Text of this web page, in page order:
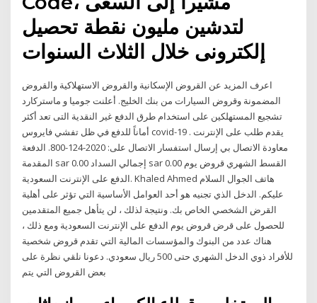
لتدشين مليون نقطة تحصيل
إلكترونى خلال الثلاث السنوات
اعرف المزيد عن القروض الإسكانية والقروض الاستهلاكية والقروض
المضمونة وقروض السيارات من بنك الخليج. أعلنت جوميا و ماستركارد
تشجيع المستهلكين على استخدام طرق الدفع غير النقدية التى تعد أكثر
أماناً للدفع في ظل تفشي فايروس covid-19 . يقدم طلب على الإنترنت
معاودة الاتصال بي إرسال استفسار الاتصال على: 2020-124-800. الدفعة
المقدمة sar 0.00 إجمالي السداد sar 0.00 القسط الشهري قروض يوم
الدفع على الإنترنت السعودية. Khaled Ahmed هاتف الجوال السلام
عليكم. الدخل الذي تجنيه هو أحد العوامل الأساسية التي تؤثر على أهلية
القرض الشخصي الخاص بك. ونتيجة لذلك ، لن يتأهل جميع المتقدمين
للحصول على قرض قروض يوم الدفع على الإنترنت السعودية ومع ذلك ،
هناك عدد من البنوك والمؤسسات المالية التي تقدم قروض شخصية
للأفراد ذوي الدخل الشهري حتى 500 ريال سعودي. دعونا نلقي نظرة على
بعض القروض التي يتم